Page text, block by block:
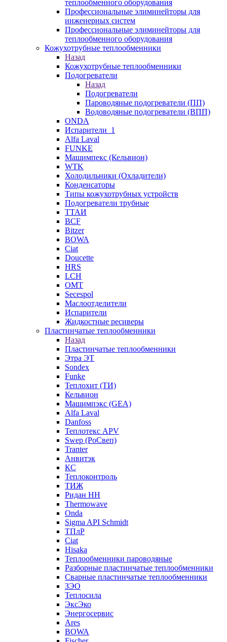
теплообменного оборудования
Профессиональные элиминейторы для
инженерных систем
Профессиональные элиминейторы для
теплообменного оборудования
Кожухотрубные теплообменники
Назад
Кожухотрубные теплообменники
Подогреватели
Назад
Подогреватели
Пароводяные подогреватели (ПП)
Водоводяные подогреватели (ВПП)
ONDA
Испарители_1
Alfa Laval
FUNKE
Машимпекс (Кельвион)
WTK
Холодильники (Охладители)
Конденсаторы
Типы кожухотрубных устройств
Подогреватели трубные
ТТАИ
BCF
Bitzer
BOWA
Ciat
Doucette
HRS
LCH
OMT
Secespol
Маслоотделители
Испарители
Жидкостные ресиверы
Пластинчатые теплообменники
Назад
Пластинчатые теплообменники
Этра ЭТ
Sondex
Funke
Теплохит (ТИ)
Кельвион
Машимпэкс (GEA)
Alfa Laval
Danfoss
Теплотекс APV
Swep (РоСвеп)
Tranter
Анвитэк
КС
Теплоконтроль
ТИЖ
Ридан НН
Thermowave
Onda
Sigma API Schmidt
ТПлР
Ciat
Hisaka
Теплообменники пароводяные
Разборные пластинчатые теплообменники
Сварные пластинчатые теплообменники
ЗЭО
Теплосила
ЭксЭко
Энергосервис
Ares
BOWA